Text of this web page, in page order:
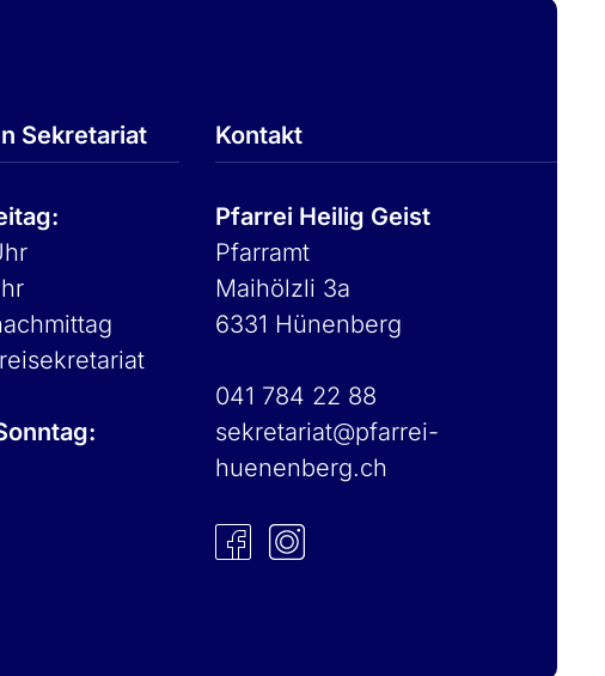
Sekretariat Kontakt
Pfarrei Heilig Geist
Pfarramt
Maihölzli 3a
6331 Hünenberg
041 784 22 88
sekretariat@pfarrei-
huenenberg.ch